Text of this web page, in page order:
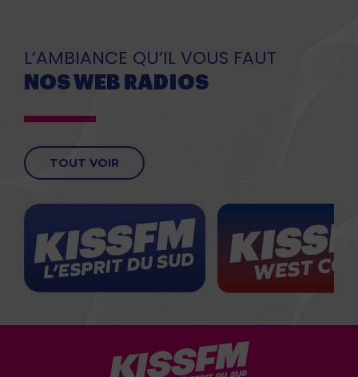
L’AMBIANCE QU’IL VOUS FAUT
NOS WEB RADIOS
TOUT VOIR